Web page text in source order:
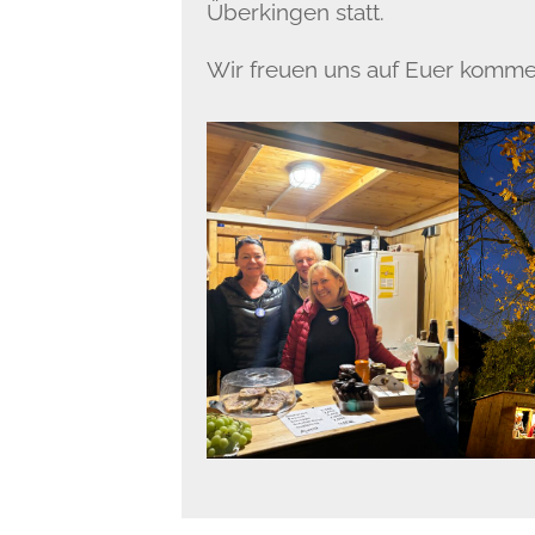
Überkingen statt.
Wir freuen uns auf Euer